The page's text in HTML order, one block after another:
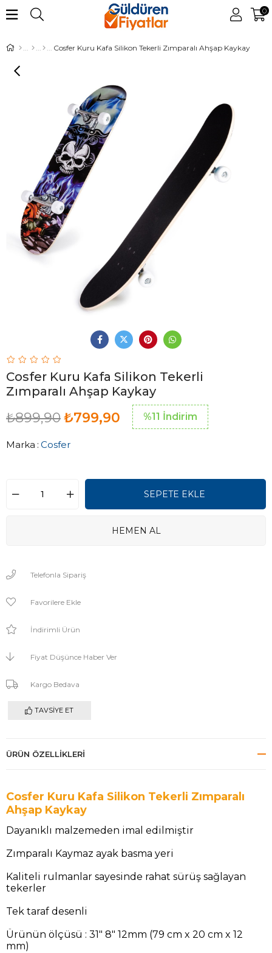
0
Cosfer Kuru Kafa Silikon Tekerli Zımparalı Ahşap Kaykay
Cosfer Kuru Kafa Silikon Tekerli
Zımparalı Ahşap Kaykay
₺899,90₺799,90 %11 İndirim
Marka : Cosfer
Telefonla Sipariş
Favorilere Ekle
İndirimli Ürün
Fiyat Düşünce Haber Ver
Kargo Bedava
TAVSIYE ET
ÜRÜN ÖZELLIKLERI
Cosfer Kuru Kafa Silikon Tekerli Zımparalı
Ahşap Kaykay
Dayanıklı malzemeden imal edilmiştir
Zımparalı Kaymaz ayak basma yeri
Kaliteli rulmanlar sayesinde rahat sürüş sağlayan
tekerler
Tek taraf desenli
Ürünün ölçüsü : 31" 8" 12mm (79 cm x 20 cm x 12
mm)